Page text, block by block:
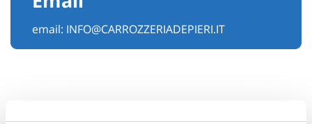
email: INFO@CARROZZERIADEPIERI.IT